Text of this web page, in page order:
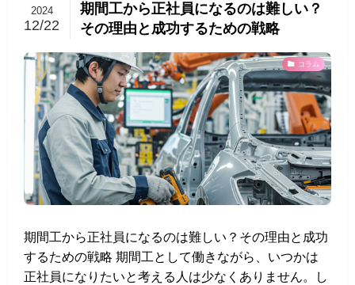
期間工から正社員になるのは難しい？
その理由と成功するための戦略
2024
12/22
コラム
期間工から正社員になるのは難しい？その理由と成功
するための戦略 期間工として働きながら、いつかは
正社員になりたいと考える人は少なくありません。し